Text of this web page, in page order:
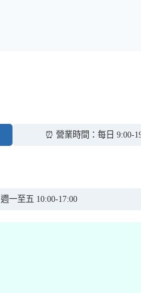
⏰ 營業時間：每日 9:00-
一至五 10:00-17:00